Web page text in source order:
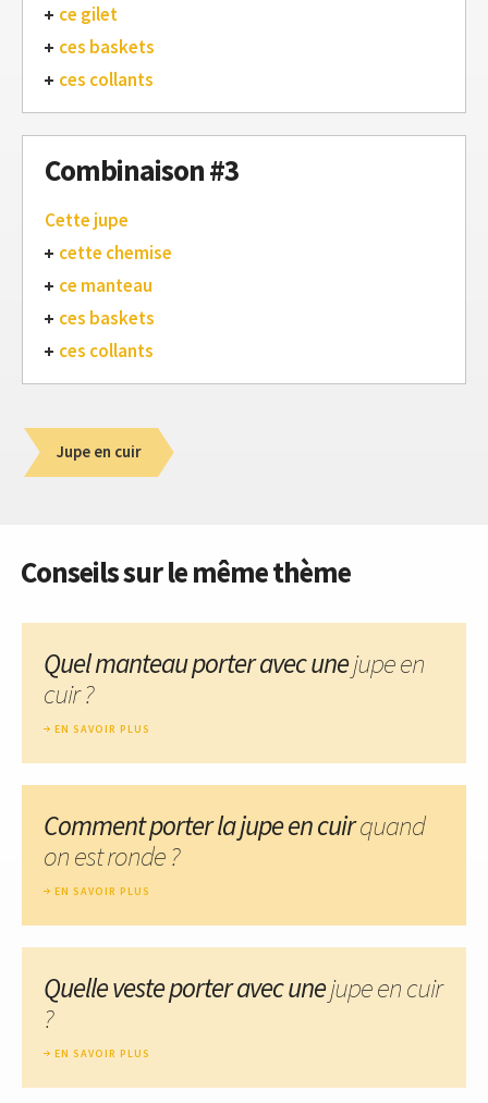
ce gilet
ces baskets
ces collants
Combinaison #3
Cette jupe
cette chemise
ce manteau
ces baskets
ces collants
Jupe en cuir
Conseils sur le même thème
Quel manteau porter avec unejupe en
cuir ?
EN SAVOIR PLUS
Comment porter la jupe en cuirquand
on est ronde ?
EN SAVOIR PLUS
Quelle veste porter avec unejupe en cuir
?
EN SAVOIR PLUS